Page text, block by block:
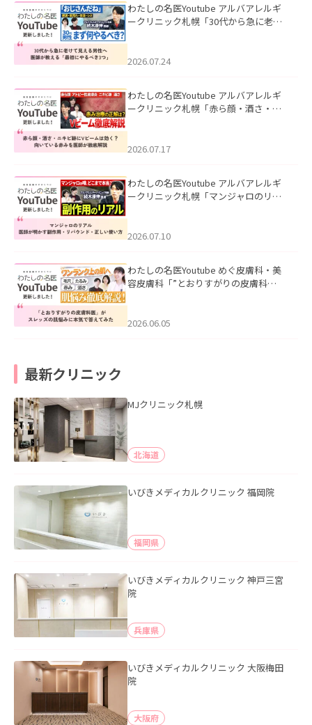
わたしの名医Youtube アルバアレルギ
ークリニック札幌「30代から急に老け
た。
2026.07.24
わたしの名医Youtube アルバアレルギ
ークリニック札幌「赤ら顔・酒さ・ニ
した。
2026.07.17
わたしの名医Youtube アルバアレルギ
ークリニック札幌「マンジャロのリア
た。
2026.07.10
わたしの名医Youtube めぐ皮膚科・美
容皮膚科「”とおりすがりの皮膚科
2026.06.05
最新クリニック
MJクリニック札幌
北海道
いびきメディカルクリニック 福岡院
福岡県
いびきメディカルクリニック 神戸三宮
院
兵庫県
いびきメディカルクリニック 大阪梅田
院
大阪府